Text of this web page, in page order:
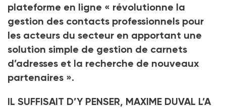
plateforme en ligne « révolutionne la
gestion des contacts professionnels pour
les acteurs du secteur en apportant une
solution simple de gestion de carnets
d’adresses et la recherche de nouveaux
partenaires ».
IL SUFFISAIT D’Y PENSER, MAXIME DUVAL L’A